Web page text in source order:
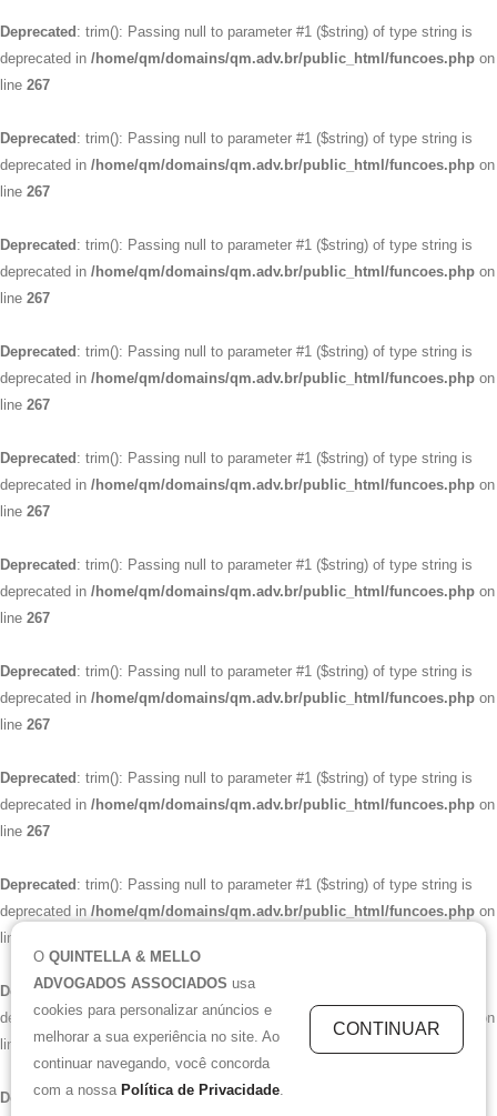
O QUINTELLA & MELLO
ADVOGADOS ASSOCIADOS usa
cookies para personalizar anúncios e
melhorar a sua experiência no site. Ao
continuar navegando, você concorda
com a nossa Política de Privacidade.
CONTINUAR
Deprecated : trim(): Passing null to parameter #1 ($string) of type string is
deprecated in /home/qm/domains/qm.adv.br/public_html/funcoes.php on
line 267
Deprecated : trim(): Passing null to parameter #1 ($string) of type string is
deprecated in /home/qm/domains/qm.adv.br/public_html/funcoes.php on
line 267
Deprecated : trim(): Passing null to parameter #1 ($string) of type string is
deprecated in /home/qm/domains/qm.adv.br/public_html/funcoes.php on
line 267
Deprecated : trim(): Passing null to parameter #1 ($string) of type string is
deprecated in /home/qm/domains/qm.adv.br/public_html/funcoes.php on
line 267
Deprecated : trim(): Passing null to parameter #1 ($string) of type string is
deprecated in /home/qm/domains/qm.adv.br/public_html/funcoes.php on
line 267
Deprecated : trim(): Passing null to parameter #1 ($string) of type string is
deprecated in /home/qm/domains/qm.adv.br/public_html/funcoes.php on
line 267
Deprecated : trim(): Passing null to parameter #1 ($string) of type string is
deprecated in /home/qm/domains/qm.adv.br/public_html/funcoes.php on
line 267
Deprecated : trim(): Passing null to parameter #1 ($string) of type string is
deprecated in /home/qm/domains/qm.adv.br/public_html/funcoes.php on
line 267
Deprecated : trim(): Passing null to parameter #1 ($string) of type string is
deprecated in /home/qm/domains/qm.adv.br/public_html/funcoes.php on
line
Deprecated: trim(): Passing null to parameter #1 ($string) of type string is
deprecated in/home/qm/domains/qm.adv.br/public_html/funcoes.php
on
line
267
Deprecated : trim(): Passing null to parameter #1 ($string) of type string is